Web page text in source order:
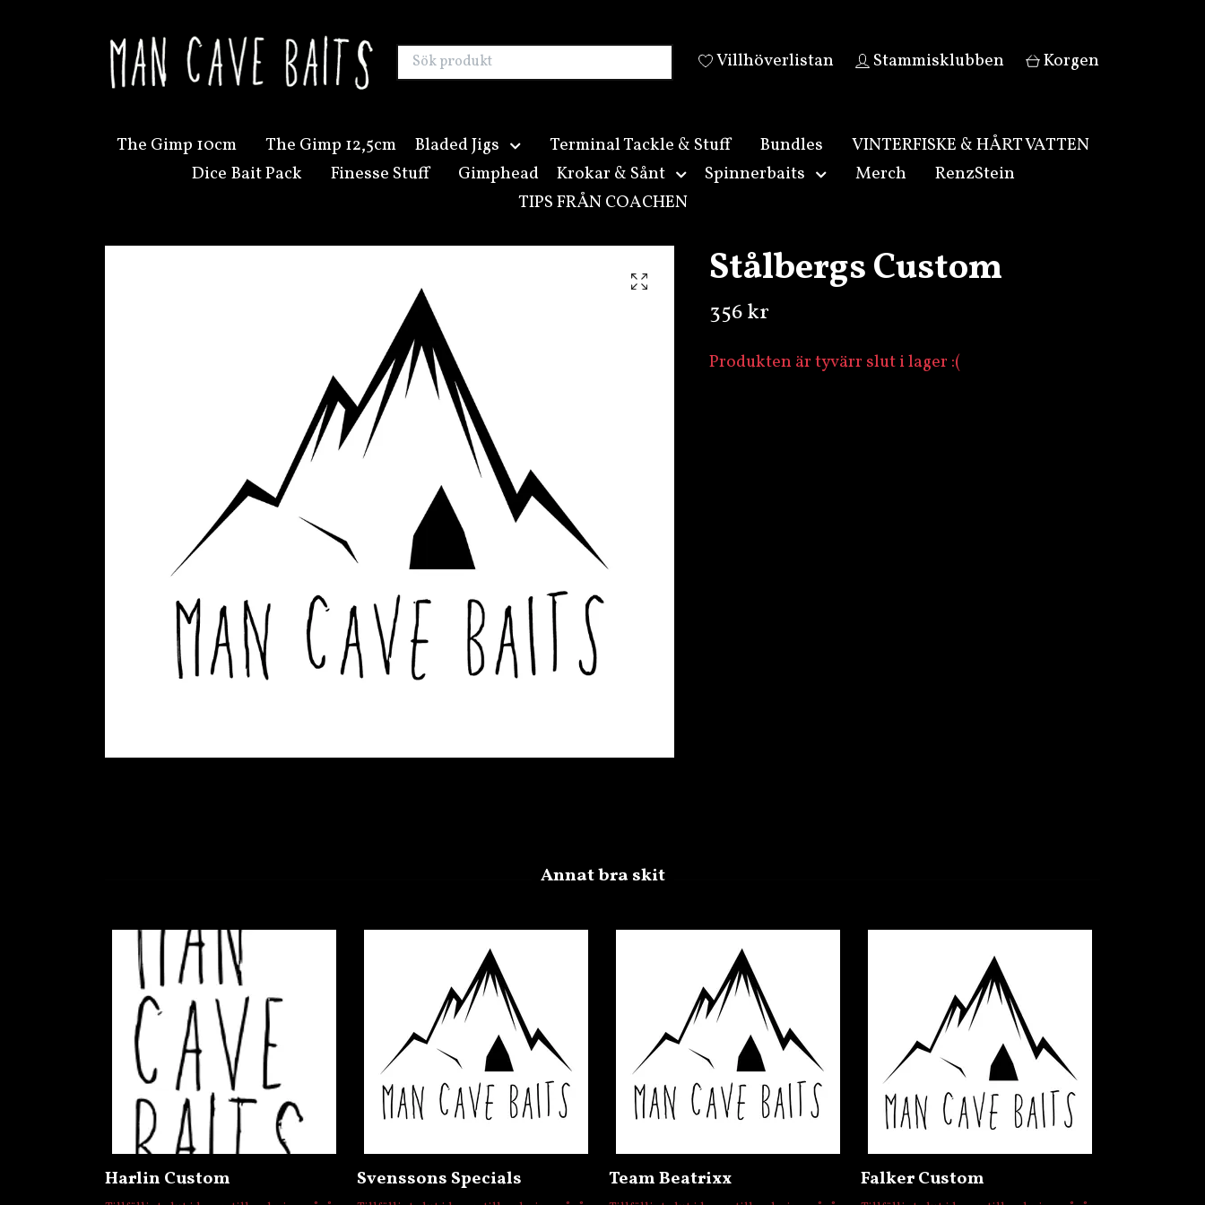
Villhöverlistan Stammisklubben Korgen
The Gimp 10cm The Gimp 12,5cm Bladed Jigs Terminal Tackle & Stuff Bundles
VINTERFISKE & HÅRT VATTEN
Dice Bait Pack
Finesse Stuff Gimphead Krokar & Sånt Spinnerbaits Merch
RenzStein
TIPS FRÅN COACHEN
Stålbergs Custom
356 kr
Produkten är tyvärr slut i lager :(
Harlin Custom Svenssons Specials Team Beatrixx Falker Custom